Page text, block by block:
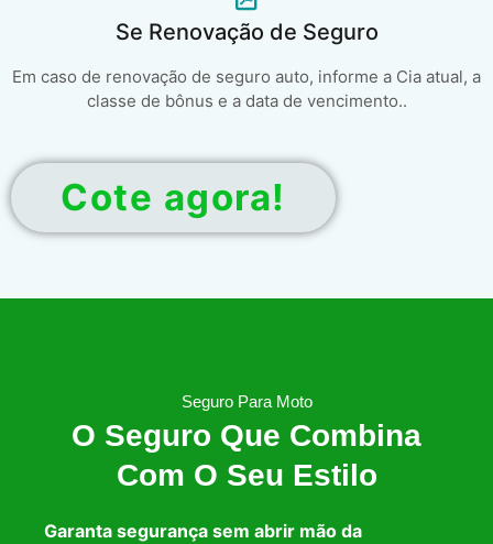
Se Renovação de Seguro
Em caso de renovação de seguro auto, informe a Cia atual, a
classe de bônus e a data de vencimento..
Cote agora!
Seguro Para Moto
O Seguro Que Combina
Com O Seu Estilo
Garanta segurança sem abrir mão da